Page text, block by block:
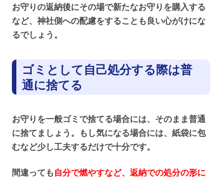
お守りの返納後にその場で新たなお守りを購入する
など、神社側への配慮をすることも良い心がけにな
るでしょう。
ゴミとして自己処分する際は普
通に捨てる
お守りを一般ゴミで捨てる場合には、そのまま普通
に捨てましょう。もし気になる場合には、紙袋に包
むなど少し工夫するだけで十分です。
間違っても 自分で燃やすなど、返納での処分の形に